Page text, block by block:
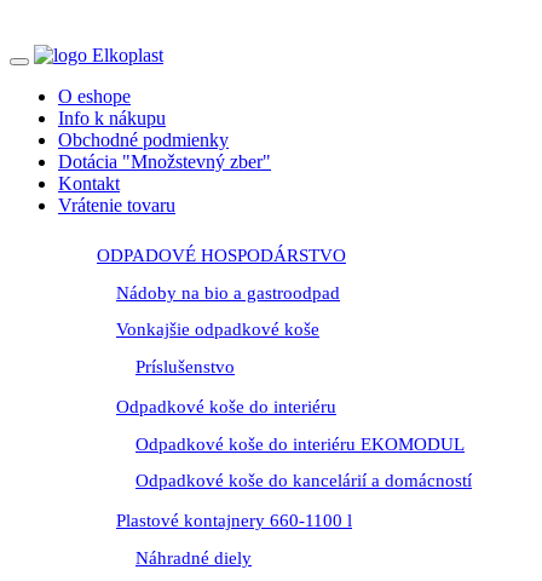
O eshope
Info k nákupu
Obchodné podmienky
Dotácia "Množstevný zber"
Kontakt
Vrátenie tovaru
ODPADOVÉ HOSPODÁRSTVO
Nádoby na bio a gastroodpad
Vonkajšie odpadkové koše
Príslušenstvo
Odpadkové koše do interiéru
Odpadkové koše do interiéru EKOMODUL
Odpadkové koše do kancelárií a domácností
Plastové kontajnery 660-1100 l
Náhradné diely